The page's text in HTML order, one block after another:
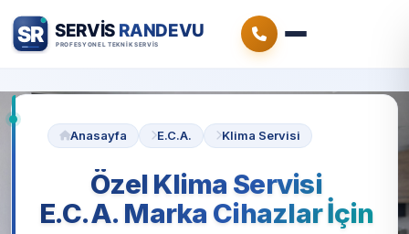
Anasayfa E.C.A. Klima Servisi
Özel Klima Servisi
E.C.A. Marka Cihazlar İçin